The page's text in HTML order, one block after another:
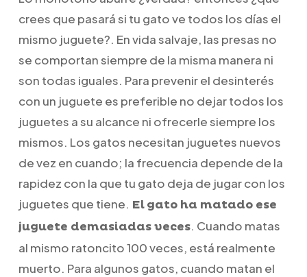
crees que pasará si tu gato ve todos los días el
mismo juguete?. En vida salvaje, las presas no
se comportan siempre de la misma manera ni
son todas iguales. Para prevenir el desinterés
con un juguete es preferible no dejar todos los
juguetes a su alcance ni ofrecerle siempre los
mismos. Los gatos necesitan juguetes nuevos
de vez en cuando; la frecuencia depende de la
rapidez con la que tu gato deja de jugar con los
juguetes que tiene. Elgato ha matado ese
juguete demasiadas veces. Cuando matas
al mismo ratoncito 100 veces, está realmente
muerto. Para algunos gatos, cuando matan el